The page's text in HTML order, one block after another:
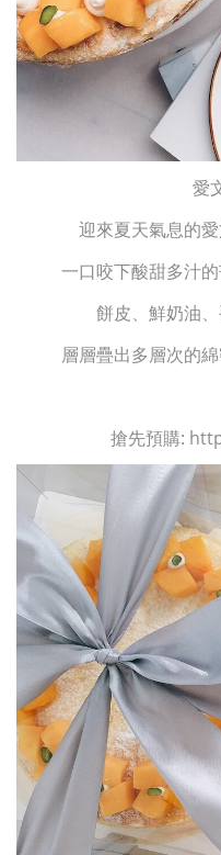
愛
迎來夏天氣息的
一口咬下酸甜多汁
餅皮、鮮奶油
層層疊出多層次的
搶先預購: